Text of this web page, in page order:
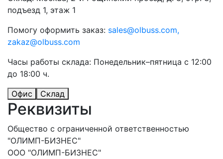
подъезд 1, этаж 1
Помогу оформить заказ: sales@olbuss.com,
zakaz@olbuss.com
Часы работы склада: Понедельник–пятница с 12:00
до 18:00 ч.
Офис
Склад
Реквизиты
Общество с ограниченной ответственностью
"ОЛИМП-БИЗНЕС"
ООО "ОЛИМП-БИЗНЕС"